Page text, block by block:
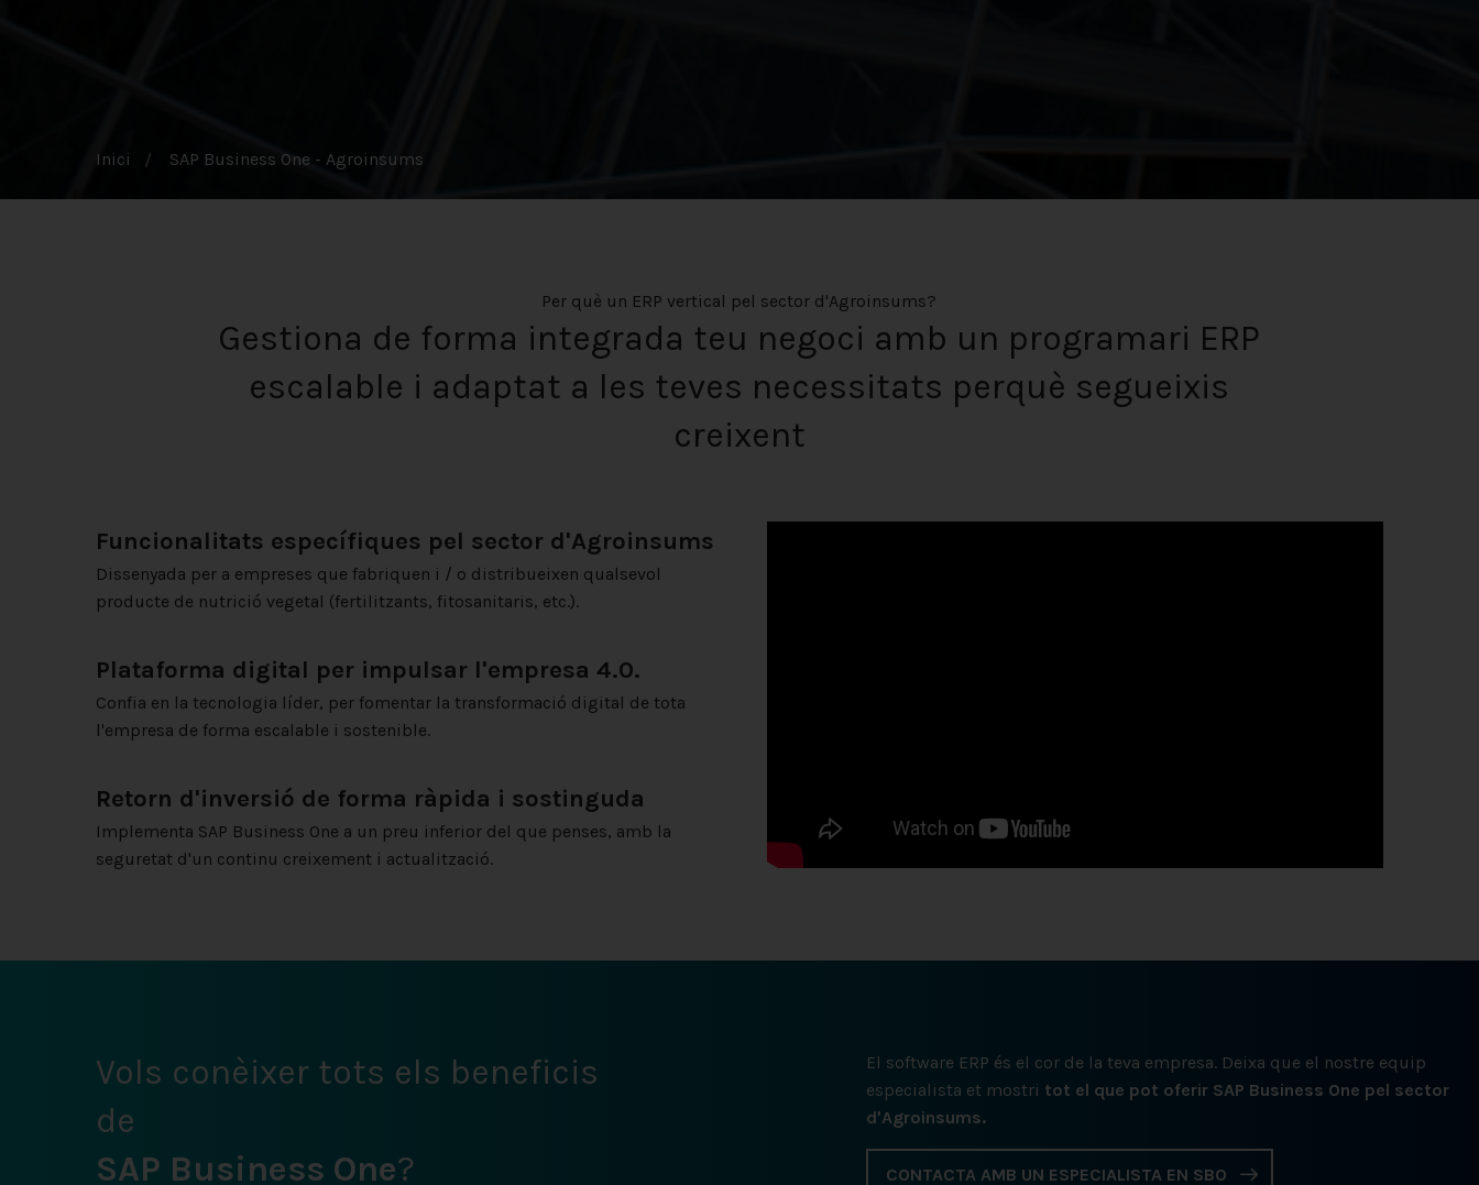
Inici SAP Business One - Agroinsums
Per què un ERP vertical pel sector d'Agroinsums?
Gestiona de forma integrada teu negoci amb un programari ERP
escalable i adaptat a les teves necessitats perquè segueixis
creixent
Funcionalitats específiques pel sector d'Agroinsums
Dissenyada per a empreses que fabriquen i / o distribueixen qualsevol
producte de nutrició vegetal (fertilitzants, fitosanitaris, etc.).
Plataforma digital per impulsar l'empresa 4.0.
Confia en la tecnologia líder, per fomentar la transformació digital de tota
l'empresa de forma escalable i sostenible.
Retorn d'inversió de forma ràpida i sostinguda
Implementa SAP Business One a un preu inferior del que penses, amb la
seguretat d'un continu creixement i actualització.
Vols conèixer tots els beneficis
de
SAP Business One?
El software ERP és el cor de la teva empresa. Deixa que el nostre equip
especialista et mostri tot el que pot oferir SAP Business One pel sector
d'Agroinsums.
CONTACTA AMB UN ESPECIALISTA EN SBO